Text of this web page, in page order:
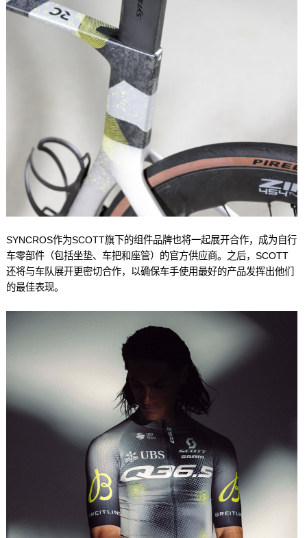
SYNCROS作为SCOTT旗下的组件品牌也将一起展开合作，成为自行
车零部件（包括坐垫、车把和座管）的官方供应商。之后，SCOTT
还将与车队展开更密切合作，以确保车手使用最好的产品发挥出他们
的最佳表现。